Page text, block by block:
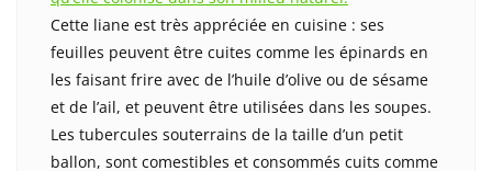
Cette liane est très appréciée en cuisine : ses
feuilles peuvent être cuites comme les épinards en
les faisant frire avec de l’huile d’olive ou de sésame
et de l’ail, et peuvent être utilisées dans les soupes.
Les tubercules souterrains de la taille d’un petit
ballon, sont comestibles et consommés cuits comme